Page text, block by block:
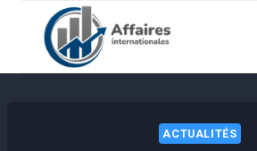
contenu
ACTUALITÉS